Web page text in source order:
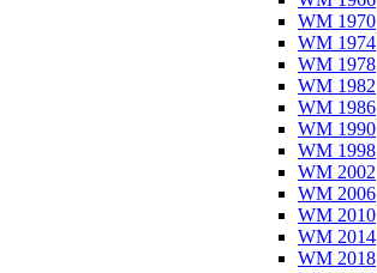
WM 1970
WM 1974
WM 1978
WM 1982
WM 1986
WM 1990
WM 1998
WM 2002
WM 2006
WM 2010
WM 2014
WM 2018